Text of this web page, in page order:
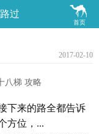

首页
过
2017-02-10
八梯 攻略
下来的路全都告诉
方位，...